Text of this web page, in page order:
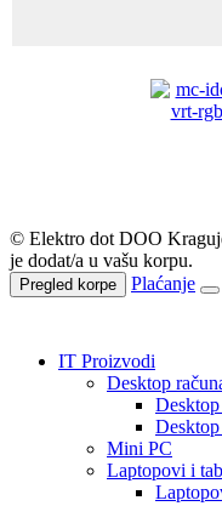
© Elektro dot DOO
je dodat/a u vašu korpu.
Pregled korpe Plaćanje
IT Proizvodi
Desktop
Mini PC
Laptopovi i